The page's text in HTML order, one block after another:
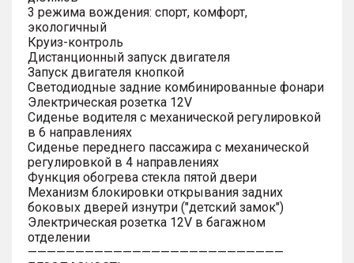
3 режима вождения: спорт, комфорт,
экологичный
Круиз-контроль
Дистанционный запуск двигателя
Запуск двигателя кнопкой
Светодиодные задние комбинированные фонари
Электрическая розетка 12V
Сиденье водителя с механической регулировкой
в 6 направлениях
Сиденье переднего пассажира с механической
регулировкой в 4 направлениях
Функция обогрева стекла пятой двери
Механизм блокировки открывания задних
боковых дверей изнутри ("детский замок")
Электрическая розетка 12V в багажном
отделении
———————————————————————————